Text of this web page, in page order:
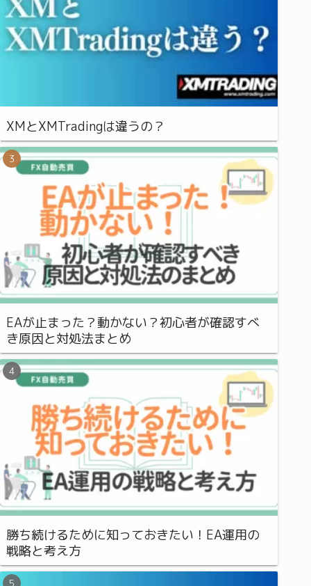
XMとXMTradingは違うの？
EAが止まった？動かない？初心者が確認すべ
き原因と対処法まとめ
勝ち続けるために知っておきたい！EA運用の
戦略と考え方